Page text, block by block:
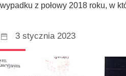
wypadku z połowy 2018 roku, w
3 stycznia 2023